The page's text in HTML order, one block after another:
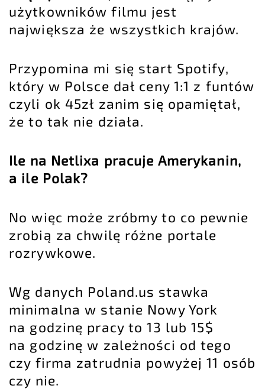
użytkowników filmu jest
największa że wszystkich krajów.
Przypomina mi się start Spotify,
który w Polsce dał ceny 1:1 z funtów
czyli ok 45zł zanim się opamiętał,
że to tak nie działa.
Ile na Netlixa pracuje Amerykanin,
a ile Polak?
No więc może zróbmy to co pewnie
zrobią za chwilę różne portale
rozrywkowe.
Wg danych Poland.us stawka
minimalna w stanie Nowy York
na godzinę pracy to 13 lub 15$
na godzinę w zależności od tego
czy firma zatrudnia powyżej 11 osób
czy nie.